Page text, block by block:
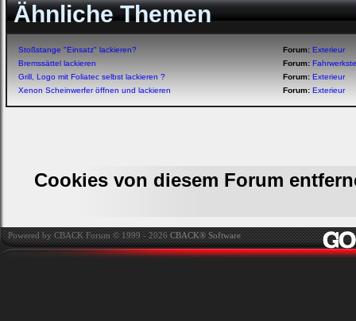
Ähnliche Themen
Stoßstange "Einsatz" lackieren? Forum: Exterieur
Bremssättel lackieren
Forum:
Grill, Logo mit Foliatec selbst lackieren ?
Forum: Exterieur
Xenon Scheinwerfer öffnen und lackieren
Forum: Exterieur
Cookies von diesem Forum
Powered by CBACK Forum © 1999 - 2026CBACK® Software